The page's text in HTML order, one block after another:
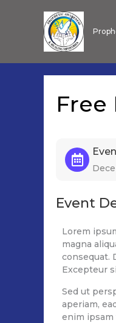
Free
Event
Lorem
magna
consequat.
Excepteur
Sed ut
aperiam,
enim ipsam